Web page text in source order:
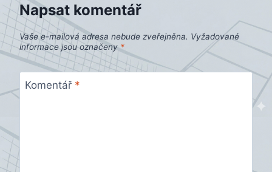
Napsat komentář
Vaše e-mailová adresa nebude zveřejněna. Vyžadované
informace jsou označeny*
Komentář *